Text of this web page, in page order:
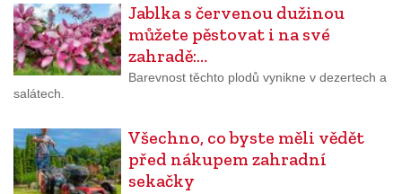
Jablka s červenou dužinou
můžete pěstovat i na své
zahradě:…
Barevnost těchto plodů vynikne v dezertech a
salátech.
Všechno, co byste měli vědět
před nákupem zahradní
sekačky